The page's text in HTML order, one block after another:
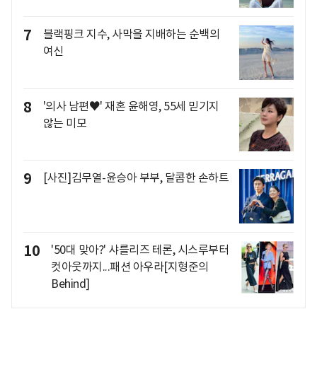
7
블랙핑크 지수, 사막을 지배하는 순백의
여신
8
'의사 남편♥' 재혼 윤해영, 55세 믿기지
않는 미모
9 [사진]김무열-윤승아 부부, 달콤한 손하트
10
'50대 맞아?' 샤를리즈 테론, 시스루부터
컷아웃까지...패션 아우라[지형준의
Behind]